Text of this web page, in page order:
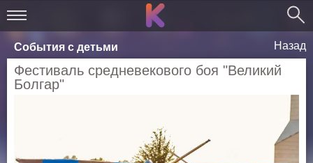
События с детьми Назад
Фестиваль средневекового боя "Великий
Болгар"